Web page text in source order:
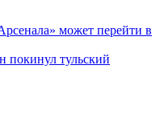
может перейти в
покинул тульский